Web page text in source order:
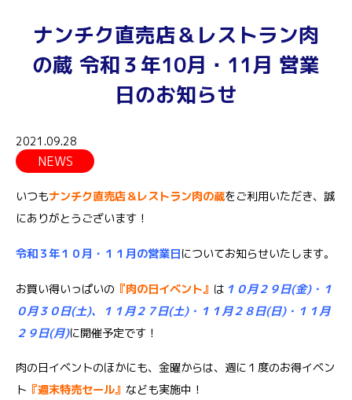
ナンチク直売店＆レストラン肉
の蔵 令和３年10月・11月 営業
日のお知らせ
2021.09.28
NEWS
いつもナンチク直売店＆レストラン肉の蔵をご利用いただき、誠
にありがとうございます！
令和３年１０月・１１月の営業日についてお知らせいたします。
お買い得いっぱいの 『肉の日イベント』 は １０月２９日(金)・１
０月３０日(土)、１１月２７日(土)・１１月２８日(日)・１１月
２９日(月)に開催予定です！
肉の日イベントのほかにも、金曜からは、週に１度のお得イベン
ト 『週末特売セール』 なども実施中！